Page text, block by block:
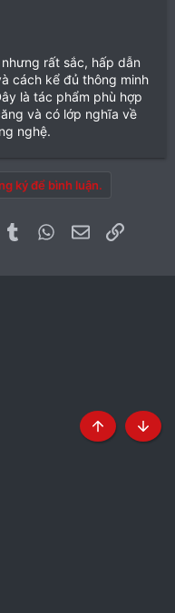
rất sắc, hấp dẫn
cách kể đủ thông minh
là tác phẩm phù hợp
và có lớp nghĩa về
nghệ.
ký để bình luận.
Tumblr WhatsApp
Email Link
Top